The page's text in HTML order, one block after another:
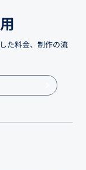
た料金、制作の流